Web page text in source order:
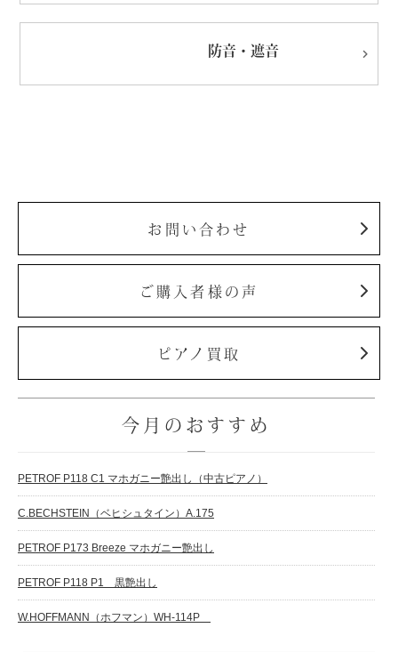
防音・遮音
お問い合わせ
ご購入者様の声
ピアノ買取
今月のおすすめ
PETROF P118 C1 マホガニー艶出し（中古ピアノ）
C.BECHSTEIN（ベヒシュタイン）A.175
PETROF P173 Breeze マホガニー艶出し
PETROF P118 P1 黒艶出し
W.HOFFMANN（ホフマン）WH-114P